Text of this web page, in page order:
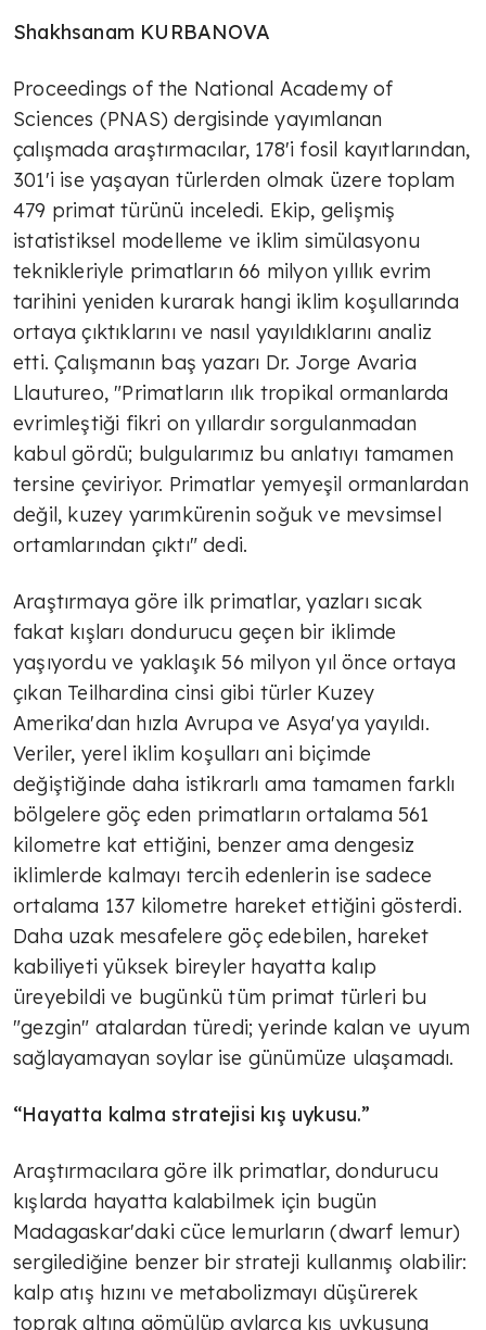
Shakhsanam KURBANOVA
Proceedings of the National Academy of
Sciences (PNAS) dergisinde yayımlanan
çalışmada araştırmacılar, 178'i fosil kayıtlarından,
301'i ise yaşayan türlerden olmak üzere toplam
479 primat türünü inceledi. Ekip, gelişmiş
istatistiksel modelleme ve iklim simülasyonu
teknikleriyle primatların 66 milyon yıllık evrim
tarihini yeniden kurarak hangi iklim koşullarında
ortaya çıktıklarını ve nasıl yayıldıklarını analiz
etti. Çalışmanın baş yazarı Dr. Jorge Avaria
Llautureo, "Primatların ılık tropikal ormanlarda
evrimleştiği fikri on yıllardır sorgulanmadan
kabul gördü; bulgularımız bu anlatıyı tamamen
tersine çeviriyor. Primatlar yemyeşil ormanlardan
değil, kuzey yarımkürenin soğuk ve mevsimsel
ortamlarından çıktı" dedi.
Araştırmaya göre ilk primatlar, yazları sıcak
fakat kışları dondurucu geçen bir iklimde
yaşıyordu ve yaklaşık 56 milyon yıl önce ortaya
çıkan Teilhardina cinsi gibi türler Kuzey
Amerika'dan hızla Avrupa ve Asya'ya yayıldı.
Veriler, yerel iklim koşulları ani biçimde
değiştiğinde daha istikrarlı ama tamamen farklı
bölgelere göç eden primatların ortalama 561
kilometre kat ettiğini, benzer ama dengesiz
iklimlerde kalmayı tercih edenlerin ise sadece
ortalama 137 kilometre hareket ettiğini gösterdi.
Daha uzak mesafelere göç edebilen, hareket
kabiliyeti yüksek bireyler hayatta kalıp
üreyebildi ve bugünkü tüm primat türleri bu
"gezgin" atalardan türedi; yerinde kalan ve uyum
sağlayamayan soylar ise günümüze ulaşamadı.
“Hayatta kalma stratejisi kış uykusu.”
Araştırmacılara göre ilk primatlar, dondurucu
kışlarda hayatta kalabilmek için bugün
Madagaskar'daki cüce lemurların (dwarf lemur)
sergilediğine benzer bir strateji kullanmış olabilir:
kalp atış hızını ve metabolizmayı düşürerek
toprak altına gömülüp aylarca kış uykusuna